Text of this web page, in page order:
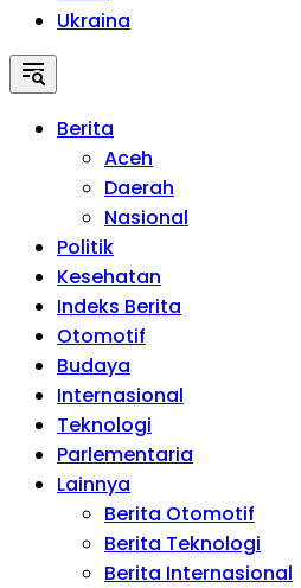
Ukraina
Berita
Aceh
Daerah
Nasional
Politik
Kesehatan
Indeks Berita
Otomotif
Budaya
Internasional
Teknologi
Parlementaria
Lainnya
Berita Otomotif
Berita Teknologi
Berita Internasional